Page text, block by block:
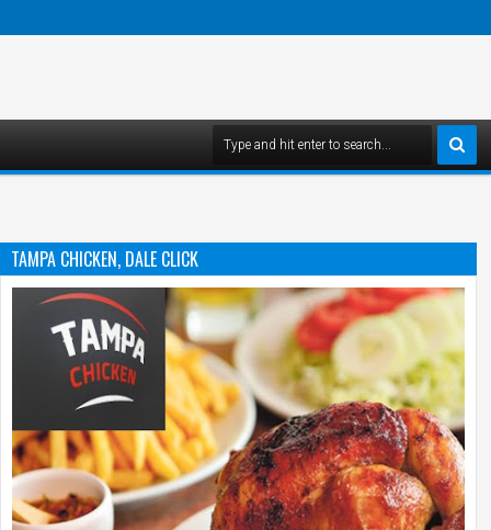
TAMPA CHICKEN, DALE CLICK